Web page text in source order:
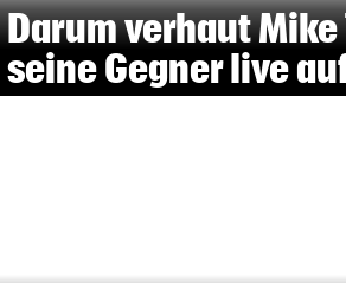
Darum verhaut Mike
seine Gegner live